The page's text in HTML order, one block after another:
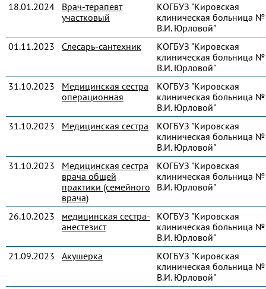
18.01.2024
Врач-терапевт
участковый
КОГБУЗ "Кировская
клиническая больница
В.И. Юрловой"
01.11.2023
Слесарь-сантехник
КОГБУЗ "Кировская
клиническая больница
В.И. Юрловой"
31.10.2023
Медицинская сестра
операционная
КОГБУЗ "Кировская
клиническая больница
В.И. Юрловой"
31.10.2023
Медицинская сестра
КОГБУЗ "Кировская
клиническая больница
В.И. Юрловой"
31.10.2023
Медицинская сестра
врача общей
практики (семейного
врача)
КОГБУЗ "Кировская
клиническая больница
В.И. Юрловой"
26.10.2023
медицинская сестра-
анестезист
КОГБУЗ "Кировская
клиническая больница
В.И. Юрловой"
21.09.2023
Акушерка
КОГБУЗ "Кировская
клиническая больница
В.И. Юрловой"